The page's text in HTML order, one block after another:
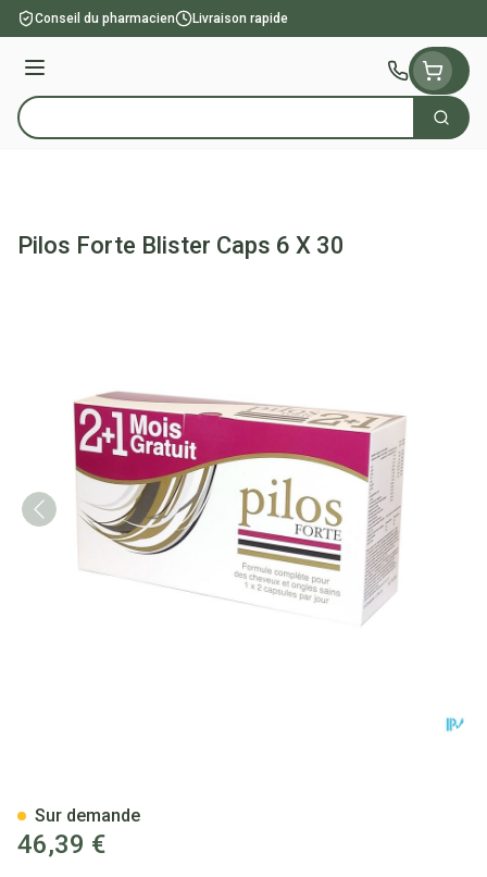
Aller au contenu
Conseil du pharmacien Livraison rapide
Menu
Rechercher
Pilos Forte Blister Caps 6 X 30
46,39 €
Sur demande